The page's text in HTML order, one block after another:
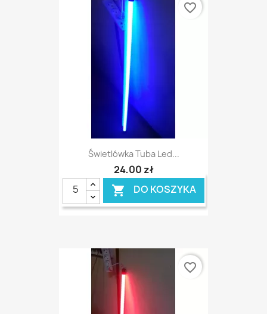
Świetlówka Tuba Led...
24,00 zł
 DO KOSZYKA
favorite_border
favorite_border